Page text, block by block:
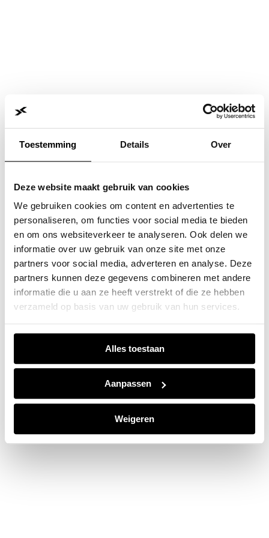
Toestemming Details Over
Deze website maakt gebruik van cookies
We gebruiken cookies om content en advertenties te
personaliseren, om functies voor social media te bieden
en om ons websiteverkeer te analyseren. Ook delen we
informatie over uw gebruik van onze site met onze
partners voor social media, adverteren en analyse. Deze
partners kunnen deze gegevens combineren met andere
informatie die u aan ze heeft verstrekt of die ze hebben
verzameld op basis van uw gebruik van hun services.
Alles toestaan
Aanpassen
Weigeren
Application error: a client-side exception has occurred while
loadingwww.jvk.nl(see the browser consolefor more
information).